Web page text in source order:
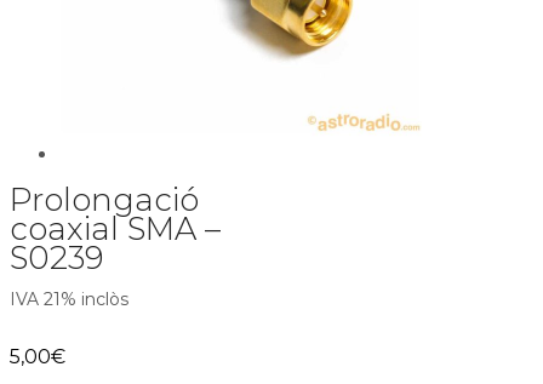
Prolongació
coaxial SMA –
S0239
IVA 21% inclòs
5,00€